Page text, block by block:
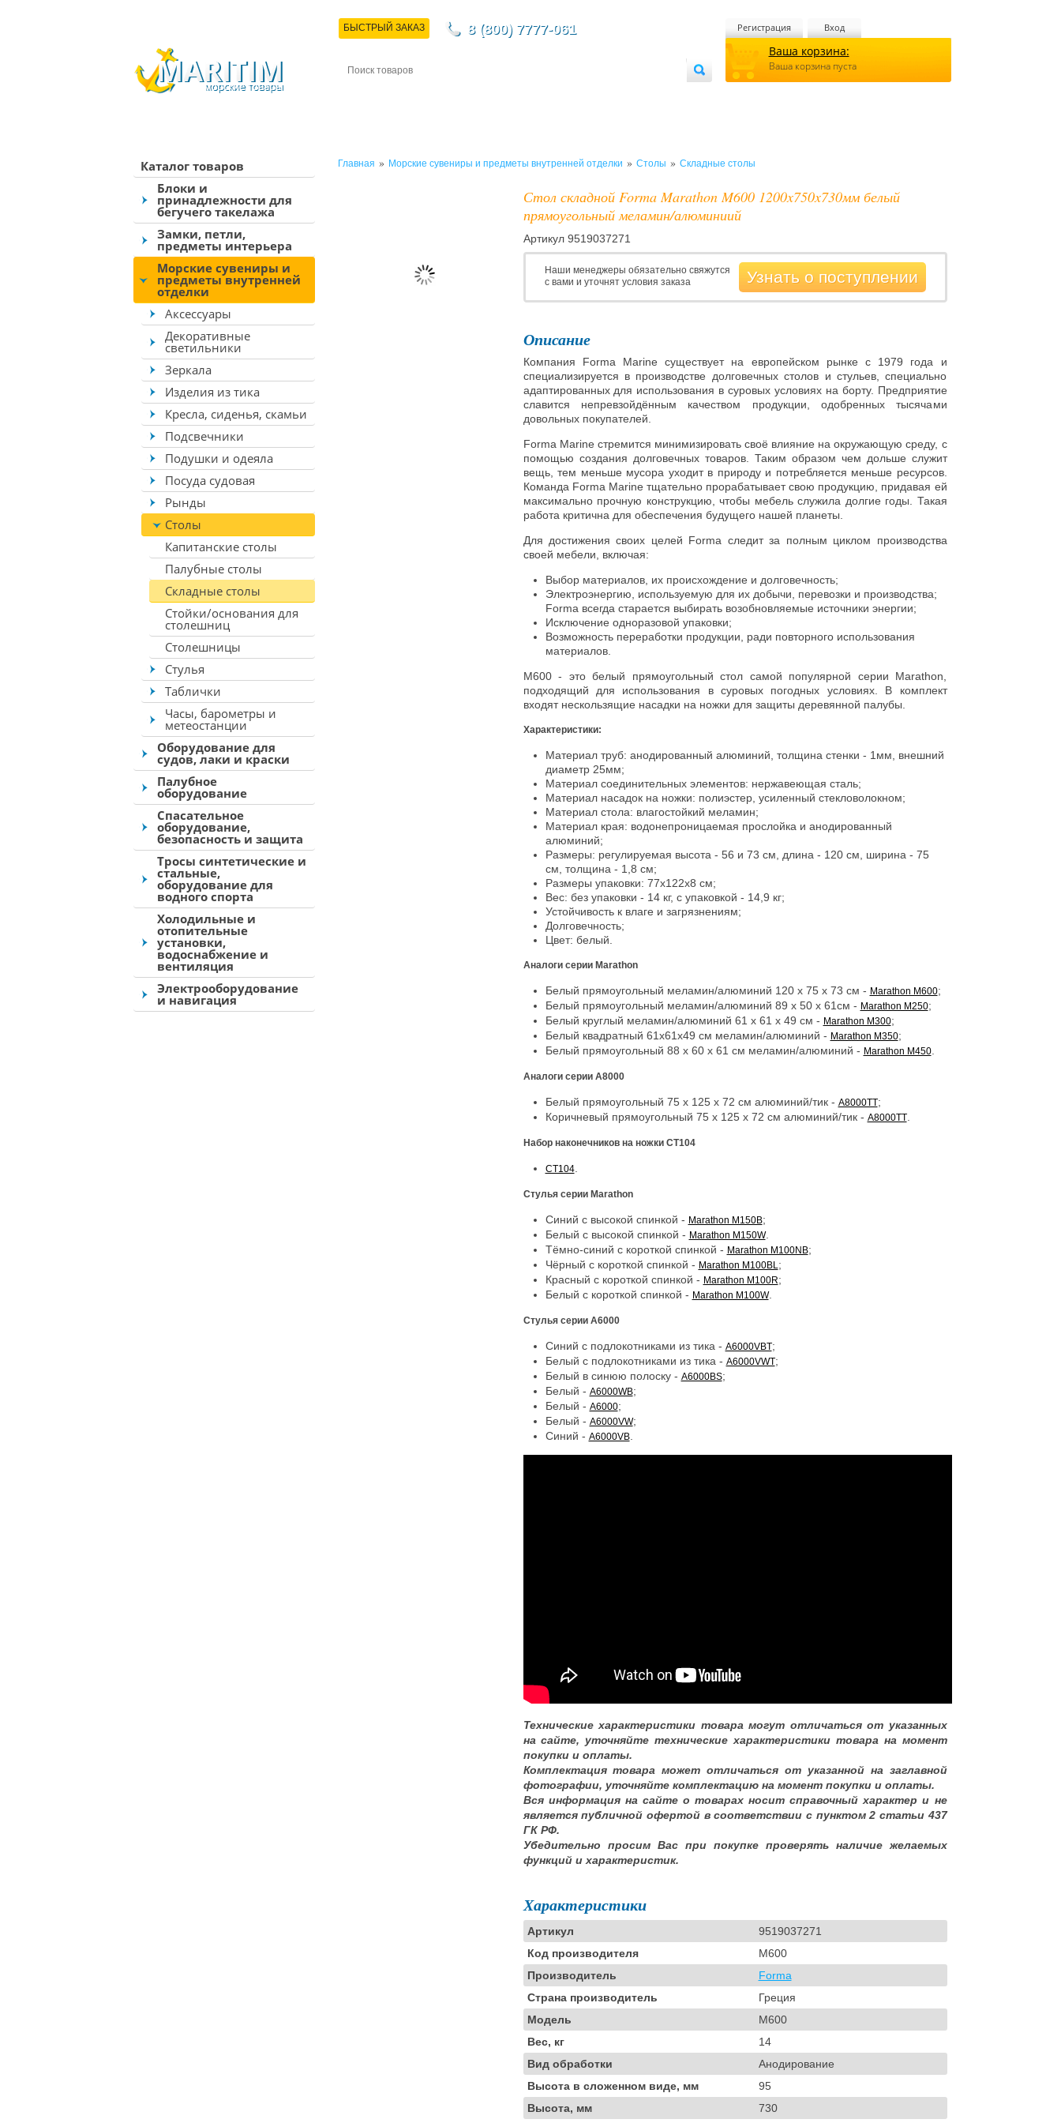
Регистрация Вход
Ваша корзина:
Ваша корзина пуста
БЫСТРЫЙ ЗАКАЗ 8 (800) 7777-061
Каталог товаров
Блоки и
принадлежности для
бегучего такелажа
Замки, петли,
предметы интерьера
Морские сувениры и
предметы внутренней
отделки
Аксессуары
Декоративные
светильники
Зеркала
Изделия из тика
Кресла, сиденья, скамьи
Подсвечники
Подушки и одеяла
Посуда судовая
Рынды
Столы
Капитанские столы
Палубные столы
Складные столы
Стойки/основания для
столешниц
Столешницы
Стулья
Таблички
Часы, барометры и
метеостанции
Оборудование для
судов, лаки и краски
Палубное
оборудование
Спасательное
оборудование,
безопасность и защита
Тросы синтетические и
стальные,
оборудование для
водного спорта
Холодильные и
отопительные
установки,
водоснабжение и
вентиляция
Электрооборудование
и навигация
Главная » Морские сувениры и предметы внутренней отделки » Столы » Складные столы
Стол складной Forma Marathon M600 1200x750x730мм белый
прямоугольный меламин/алюминиий
Артикул 9519037271
Наши менеджеры обязательно свяжутся
с вами и уточнят условия заказа
Узнать о поступлении
Описание
Компания Forma Marine существует на европейском рынке с 1979 года и
специализируется в производстве долговечных столов и стульев, специально
адаптированных для использования в суровых условиях на борту. Предприятие
славится непревзойдённым качеством продукции, одобренных тысячами
довольных покупателей.
Forma Marine стремится минимизировать своё влияние на окружающую среду, с
помощью создания долговечных товаров. Таким образом чем дольше служит
вещь, тем меньше мусора уходит в природу и потребляется меньше ресурсов.
Команда Forma Marine тщательно прорабатывает свою продукцию, придавая ей
максимально прочную конструкцию, чтобы мебель служила долгие годы. Такая
работа критична для обеспечения будущего нашей планеты.
Для достижения своих целей Forma следит за полным циклом производства
своей мебели, включая:
Выбор материалов, их происхождение и долговечность;
Электроэнергию, используемую для их добычи, перевозки и производства;
Forma всегда старается выбирать возобновляемые источники энергии;
Исключение одноразовой упаковки;
Возможность переработки продукции, ради повторного использования
материалов.
M600 - это белый прямоугольный стол самой популярной серии Marathon,
подходящий для использования в суровых погодных условиях. В комплект
входят нескользящие насадки на ножки для защиты деревянной палубы.
Характеристики:
Материал труб: анодированный алюминий, толщина стенки - 1мм, внешний
диаметр 25мм;
Материал соединительных элементов: нержавеющая сталь;
Материал насадок на ножки: полиэстер, усиленный стекловолокном;
Материал стола: влагостойкий меламин;
Материал края: водонепроницаемая прослойка и анодированный
алюминий;
Размеры: регулируемая высота - 56 и 73 см, длина - 120 см, ширина - 75
см, толщина - 1,8 см;
Размеры упаковки: 77x122x8 см;
Вес: без упаковки - 14 кг, с упаковкой - 14,9 кг;
Устойчивость к влаге и загрязнениям;
Долговечность;
Цвет: белый.
Аналоги серии Marathon
Белый прямоугольный меламин/алюминий 120 x 75 x 73 см - Marathon M600;
Белый прямоугольный меламин/алюминий 89 x 50 x 61см - Marathon M250;
Белый круглый меламин/алюминий 61 x 61 x 49 см - Marathon M300;
Белый квадратный 61x61x49 см меламин/алюминий - Marathon M350;
Белый прямоугольный 88 x 60 x 61 см меламин/алюминий - Marathon M450.
Аналоги серии A8000
Белый прямоугольный 75 x 125 x 72 см алюминий/тик - A8000TT;
Коричневый прямоугольный 75 x 125 x 72 см алюминий/тик - A8000TT.
Набор наконечников на ножки CT104
CT104.
Стулья серии Marathon
Синий с высокой спинкой - Marathon M150B;
Белый с высокой спинкой - Marathon M150W.
Тёмно-синий с короткой спинкой - Marathon M100NB;
Чёрный с короткой спинкой - Marathon M100BL;
Красный с короткой спинкой - Marathon M100R;
Белый с короткой спинкой - Marathon M100W.
Стулья серии A6000
Синий с подлокотниками из тика - A6000VBT;
Белый с подлокотниками из тика - A6000VWT;
Белый в синюю полоску - A6000BS;
Белый - A6000WB;
Белый - A6000;
Белый - A6000VW;
Синий - A6000VB.
Технические характеристики товара могут отличаться от указанных
на сайте, уточняйте технические характеристики товара на момент
покупки и оплаты.
Комплектация товара может отличаться от указанной на заглавной
фотографии, уточняйте комплектацию на момент покупки и оплаты.
Вся информация на сайте о товарах носит справочный характер и не
является публичной офертой в соответствии с пунктом 2 статьи 437
ГК РФ.
Убедительно просим Вас при покупке проверять наличие желаемых
функций и характеристик.
Характеристики
Артикул
9519037271
Код производителя
M600
Производитель
Forma
Страна производитель
Греция
Модель
M600
Вес, кг
14
Вид обработки
Анодирование
Высота в сложенном виде, мм
95
Высота, мм
730